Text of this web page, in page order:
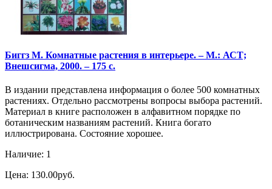
Биггз М. Комнатные растения в интерьере. – М.: АСТ;
Внешсигма, 2000. – 175 с.
В издании представлена информация о более 500 комнатных
растениях. Отдельно рассмотрены вопросы выбора растений.
Материал в книге расположен в алфавитном порядке по
ботаническим названиям растений. Книга богато
иллюстрирована. Состояние хорошее.
Наличие: 1
Цена: 130.00руб.